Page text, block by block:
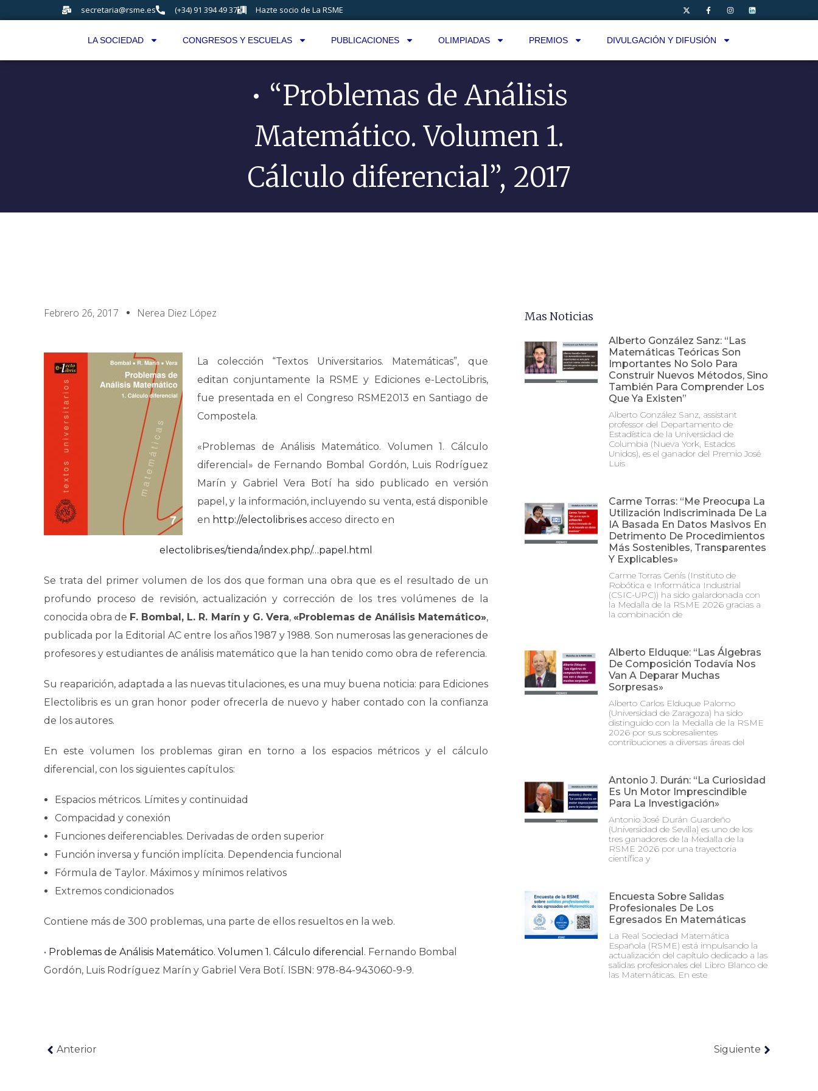
secretaria@rsme.es (+34) 91 394 49 37 Hazte socio de La RSME
LA SOCIEDAD CONGRESOS Y ESCUELAS PUBLICACIONES OLIMPIADAS PREMIOS DIVULGACIÓN Y DIFUSIÓN
• “Problemas de Análisis
Matemático. Volumen 1.
Cálculo diferencial”, 2017
Febrero 26, 2017 Nerea Diez López
La colección “Textos Universitarios. Matemáticas”, que
editan conjuntamente la RSME y Ediciones e-LectoLibris,
fue presentada en el Congreso RSME2013 en Santiago de
Compostela.
«Problemas de Análisis Matemático. Volumen 1. Cálculo
diferencial» de Fernando Bombal Gordón, Luis Rodríguez
Marín y Gabriel Vera Botí ha sido publicado en versión
papel, y la información, incluyendo su venta, está disponible
en http://electolibris.es acceso directo en
electolibris.es/tienda/index.php/…papel.html
Se trata del primer volumen de los dos que forman una obra que es el resultado de un
profundo proceso de revisión, actualización y corrección de los tres volúmenes de la
conocida obra de F. Bombal, L. R. Marín y G. Vera, «Problemas de Análisis Matemático»,
publicada por la Editorial AC entre los años 1987 y 1988. Son numerosas las generaciones de
profesores y estudiantes de análisis matemático que la han tenido como obra de referencia.
Su reaparición, adaptada a las nuevas titulaciones, es una muy buena noticia: para Ediciones
Electolibris es un gran honor poder ofrecerla de nuevo y haber contado con la confianza
de los autores.
En este volumen los problemas giran en torno a los espacios métricos y el cálculo
diferencial, con los siguientes capítulos:
Espacios métricos. Límites y continuidad
Compacidad y conexión
Funciones deiferenciables. Derivadas de orden superior
Función inversa y función implícita. Dependencia funcional
Fórmula de Taylor. Máximos y mínimos relativos
Extremos condicionados
Contiene más de 300 problemas, una parte de ellos resueltos en la web.
• Problemas de Análisis Matemático. Volumen 1. Cálculo diferencial . Fernando Bombal
Gordón, Luis Rodríguez Marín y Gabriel Vera Botí. ISBN: 978-84-943060-9-9.
Mas Noticias
Alberto González Sanz: “Las
Matemáticas Teóricas Son
Importantes No Solo Para
Construir Nuevos Métodos, Sino
También Para Comprender Los
Que Ya Existen”
Alberto González Sanz, assistant
professor del Departamento de
Estadística de la Universidad de
Columbia (Nueva York, Estados
Unidos), es el ganador del Premio José
Luis
Carme Torras: “Me Preocupa La
Utilización Indiscriminada De La
IA Basada En Datos Masivos En
Detrimento De Procedimientos
Más Sostenibles, Transparentes
Y Explicables»
Carme Torras Genís (Instituto de
Robótica e Informática Industrial
(CSIC-UPC)) ha sido galardonada con
la Medalla de la RSME 2026 gracias a
la combinación de
Alberto Elduque: “Las Álgebras
De Composición Todavía Nos
Van A Deparar Muchas
Sorpresas»
Alberto Carlos Elduque Palomo
(Universidad de Zaragoza) ha sido
distinguido con la Medalla de la RSME
2026 por sus sobresalientes
contribuciones a diversas áreas del
Antonio J. Durán: “La Curiosidad
Es Un Motor Imprescindible
Para La Investigación»
Antonio José Durán Guardeño
(Universidad de Sevilla) es uno de los
tres ganadores de la Medalla de la
RSME 2026 por una trayectoria
científica y
Encuesta Sobre Salidas
Profesionales De Los
Egresados En Matemáticas
La Real Sociedad Matemática
Española (RSME) está impulsando la
actualización del capítulo dedicado a las
salidas profesionales del Libro Blanco de
las Matemáticas. En este
Anterior Siguiente